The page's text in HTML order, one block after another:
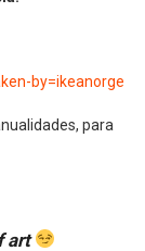
by=ikeanorge
para
art